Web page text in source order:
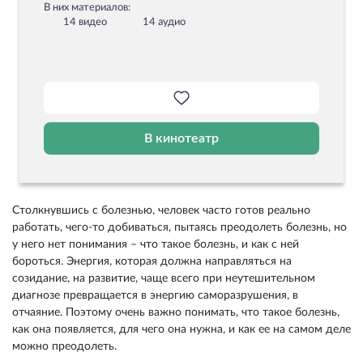
В них материалов:
14 видео
14 аудио
В кинотеатр
Столкнувшись с болезнью, человек часто готов реально
работать, чего-то добиваться, пытаясь преодолеть болезнь, но
у него нет понимания – что такое болезнь, и как с ней
бороться. Энергия, которая должна направляться на
созидание, на развитие, чаще всего при неутешительном
диагнозе превращается в энергию саморазрушения, в
отчаяние. Поэтому очень важно понимать, что такое болезнь,
как она появляется, для чего она нужна, и как ее на самом деле
можно преодолеть.